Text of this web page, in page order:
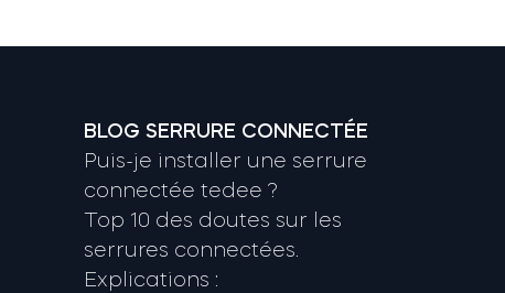
BLOG SERRURE CONNECTÉE
Puis-je installer une serrure
connectée tedee ?
Top 10 des doutes sur les
serrures connectées.
Explications :